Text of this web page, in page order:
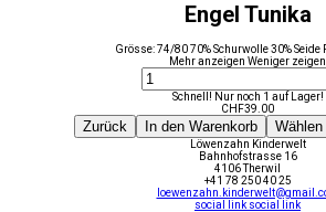
Engel Tunika
Grösse: 74/80 70% Schurwolle 30% Seide
Mehr anzeigen Weniger zeigen
Schnell! Nur noch 1 auf Lager!
CHF39.00
Zurück In den Warenkorb
Löwenzahn Kinderwelt
Bahnhofstrasse 16
4106 Therwil
+41 78 250 40 25
social link social link